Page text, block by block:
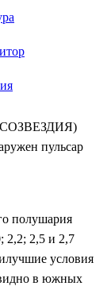
СОЗВЕЗДИЯ)
пульсар
полушария
2,2; 2,5 и 2,7
условия
в южных